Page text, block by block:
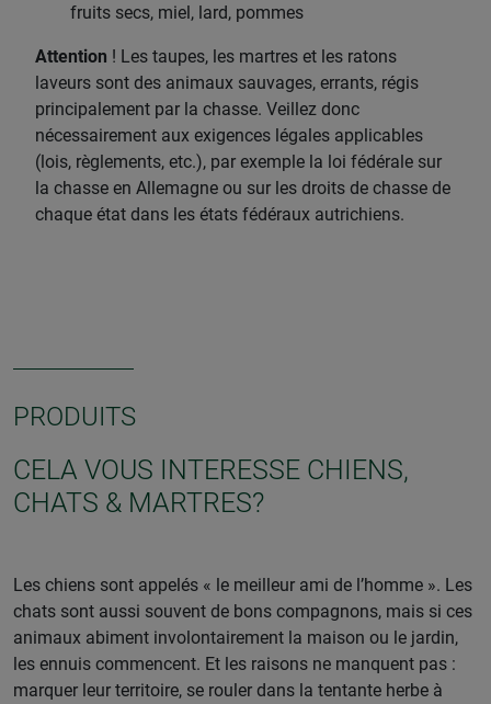
fruits secs, miel, lard, pommes
Attention ! Les taupes, les martres et les ratons
laveurs sont des animaux sauvages, errants, régis
principalement par la chasse. Veillez donc
nécessairement aux exigences légales applicables
(lois, règlements, etc.), par exemple la loi fédérale sur
la chasse en Allemagne ou sur les droits de chasse de
chaque état dans les états fédéraux autrichiens.
PRODUITS
CELA VOUS INTERESSE CHIENS,
CHATS & MARTRES?
Les chiens sont appelés « le meilleur ami de l’homme ». Les
chats sont aussi souvent de bons compagnons, mais si ces
animaux abiment involontairement la maison ou le jardin,
les ennuis commencent. Et les raisons ne manquent pas :
marquer leur territoire, se rouler dans la tentante herbe à